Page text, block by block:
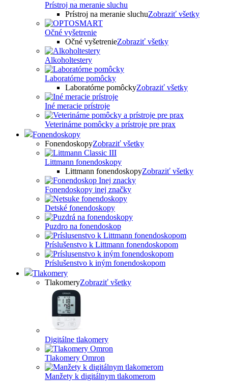
Prístroj na meranie sluchu
Prístroj na meranie sluchuZobraziť všetky
Očné vyšetrenie
Očné vyšetrenieZobraziť všetky
Alkoholtestery
Laboratórne pomôcky
Laboratórne pomôckyZobraziť všetky
Iné meracie prístroje
Veterinárne pomôcky a prístroje pre prax
Fonendoskopy
FonendoskopyZobraziť všetky
Littmann fonendoskopy
Littmann fonendoskopyZobraziť všetky
Fonendoskopy inej značky
Detské fonendoskopy
Puzdro na fonendoskop
Príslušenstvo k Littmann fonendoskopom
Príslušenstvo k iným fonendoskopom
Tlakomery
TlakomeryZobraziť všetky
Digitálne tlakomery
Tlakomery Omron
Manžety k digitálnym tlakomerom